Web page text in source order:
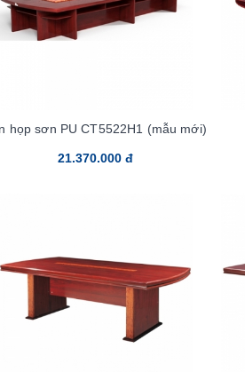
họp sơn PU CT5522H1 (mẫu mới)
21.370.000 đ